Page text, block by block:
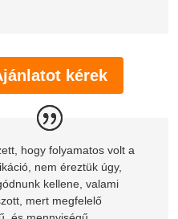
kérek
hogy folyamatos volt a
nem éreztük úgy,
kellene, valami
mert megfelelő